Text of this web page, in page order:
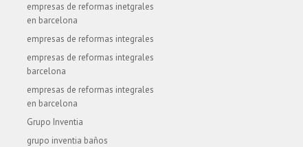
empresas de reformas inetgrales
en barcelona
empresas de reformas integrales
empresas de reformas integrales
barcelona
empresas de reformas integrales
en barcelona
Grupo Inventia
grupo inventia baños